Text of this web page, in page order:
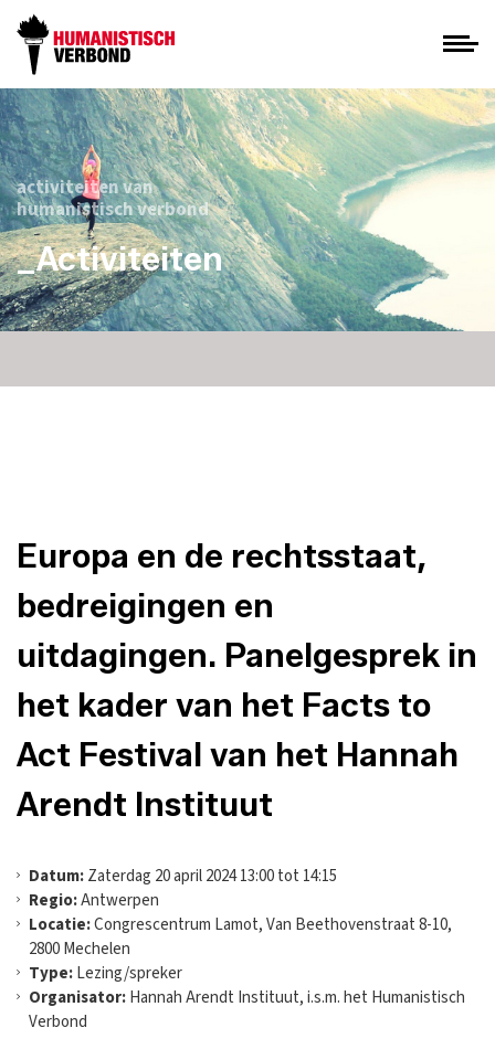
activiteiten van
humanistisch verbond
_Activiteiten
Europa en de rechtsstaat,
bedreigingen en
uitdagingen. Panelgesprek in
het kader van het Facts to
Act Festival van het Hannah
Arendt Instituut
Datum:Zaterdag 20 april 2024 13:00 tot 14:15
Regio:Antwerpen
Locatie:Congrescentrum Lamot, Van Beethovenstraat 8-10,
2800 Mechelen
Type:Lezing/spreker
Organisator:Hannah Arendt Instituut, i.s.m. het Humanistisch
Verbond